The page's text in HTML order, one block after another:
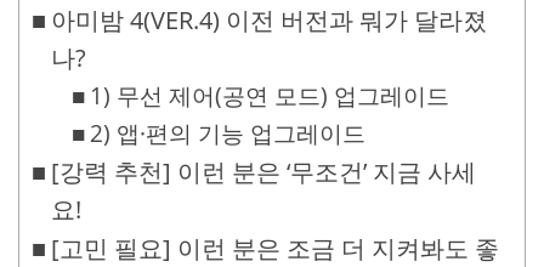
아미밤 4(VER.4) 이전 버전과 뭐가 달라졌
나?
1) 무선 제어(공연 모드) 업그레이드
2) 앱·편의 기능 업그레이드
[강력 추천] 이런 분은 ‘무조건’ 지금 사세
요!
[고민 필요] 이런 분은 조금 더 지켜봐도 좋